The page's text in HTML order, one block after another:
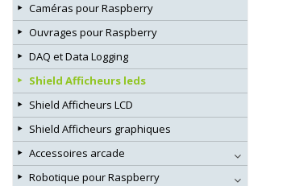
Caméras pour Raspberry
Ouvrages pour Raspberry
DAQ et Data Logging
Shield Afficheurs leds
Shield Afficheurs LCD
Shield Afficheurs graphiques
Accessoires arcade
Robotique pour Raspberry